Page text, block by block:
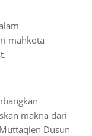
mahkota
makna dari
Dusun